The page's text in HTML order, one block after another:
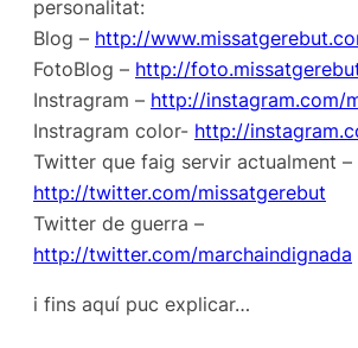
personalitat:
Blog – http://
FotoBlog – http://
Instragram – http://instagram.com/
Instragram color- http://
Twitter que faig servir actualment –
http://twitter.com/missatgerebut
Twitter de guerra –
http://twitter.com/marchaindignada
i fins aquí puc explicar…